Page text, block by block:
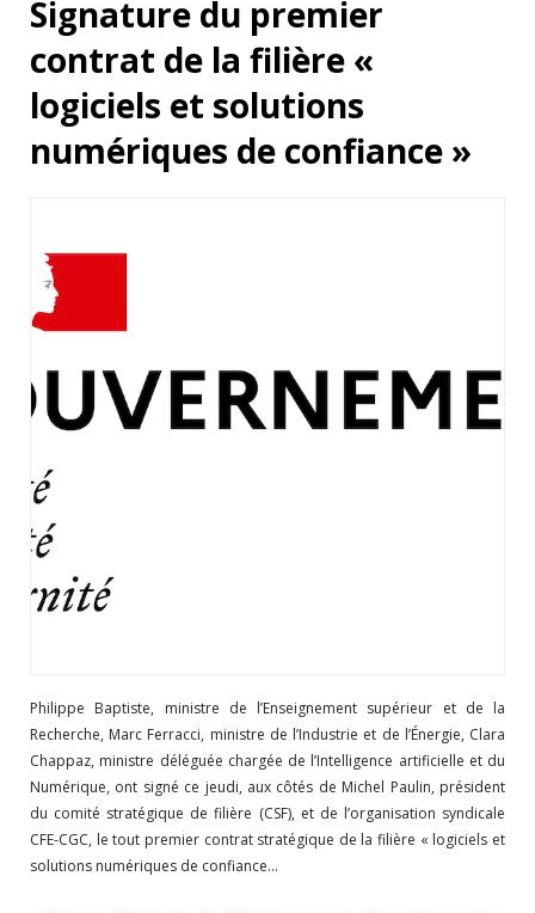
Signature du premier
contrat de la filière «
logiciels et solutions
numériques de confiance »
Philippe Baptiste, ministre de l’Enseignement supérieur et de la
Recherche, Marc Ferracci, ministre de l’Industrie et de l’Énergie, Clara
Chappaz, ministre déléguée chargée de l’Intelligence artificielle et du
Numérique, ont signé ce jeudi, aux côtés de Michel Paulin, président
du comité stratégique de filière (CSF), et de l’organisation syndicale
CFE-CGC, le tout premier contrat stratégique de la filière « logiciels et
solutions numériques de confiance...